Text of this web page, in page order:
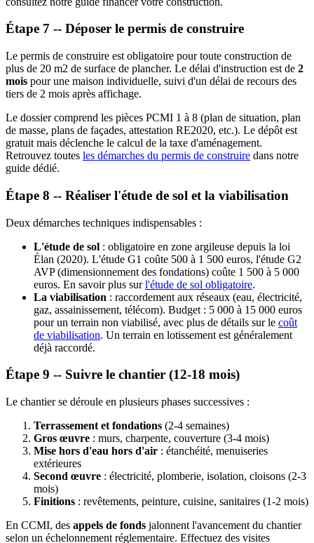
Étape 7 -- Déposer le permis de construire
Le permis de construire est obligatoire pour toute construction de
plus de 20 m2 de surface de plancher. Le délai d'instruction est de 2
mois pour une maison individuelle, suivi d'un délai de recours des
tiers de 2 mois après affichage.
Le dossier comprend les pièces PCMI 1 à 8 (plan de situation, plan
de masse, plans de façades, attestation RE2020, etc.). Le dépôt est
gratuit mais déclenche le calcul de la taxe d'aménagement.
Retrouvez toutes les démarches du permis de construire dans notre
guide dédié.
Étape 8 -- Réaliser l'étude de sol et la viabilisation
Deux démarches techniques indispensables :
L'étude de sol : obligatoire en zone argileuse depuis la loi
Élan (2020). L'étude G1 coûte 500 à 1 500 euros, l'étude G2
AVP (dimensionnement des fondations) coûte 1 500 à 5 000
euros. En savoir plus surl'étude de sol obligatoire.
La viabilisation : raccordement aux réseaux (eau, électricité,
gaz, assainissement, télécom). Budget : 5 000 à 15 000 euros
pour un terrain non viabilisé, avec plus de détails sur le coût
de viabilisation. Un terrain en lotissement est généralement
déjà raccordé.
Étape 9 -- Suivre le chantier (12-18 mois)
Le chantier se déroule en plusieurs phases successives :
Terrassement et fondations (2-4 semaines)
Gros œuvre : murs, charpente, couverture (3-4 mois)
Mise hors d'eau hors d'air : étanchéité, menuiseries
extérieures
Second œuvre : électricité, plomberie, isolation, cloisons (2-3
mois)
Finitions : revêtements, peinture, cuisine, sanitaires (1-2 mois)
En CCMI, des appels de fonds jalonnent l'avancement du chantier
selon un échelonnement réglementaire. Effectuez des visites